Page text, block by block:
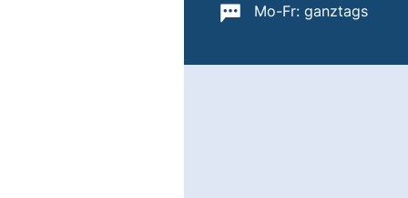
Wichtige
Mo-Fr: ganztags